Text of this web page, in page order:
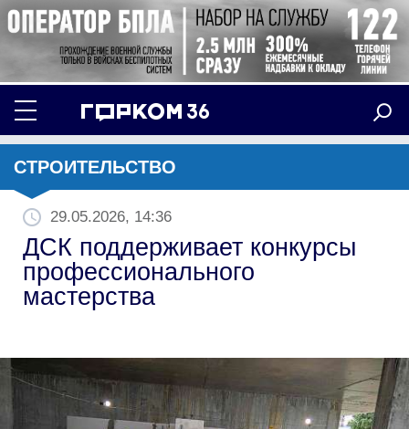
СТРОИТЕЛЬСТВО
29.05.2026, 14:36
ДСК поддерживает конкурсы
профессионального
мастерства